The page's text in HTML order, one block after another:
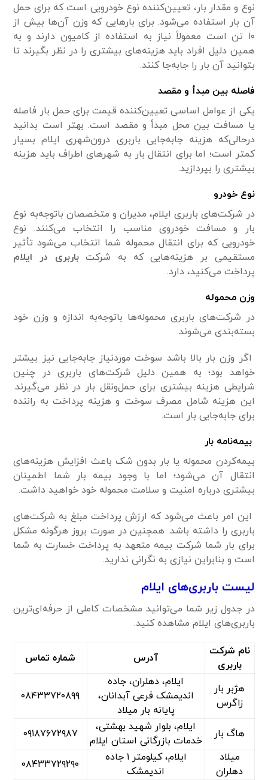
نوع و مقدار بار، تعیین‌کننده نوع خودرویی است که برای حمل
آن بار استفاده می‌شود. برای بارهایی که وزن آن‌ها بیش از
۱۰ تن است معمولاً نیاز به استفاده از کامیون دارند و به
همین دلیل افراد باید هزینه‌های بیشتری را در نظر بگیرند تا
بتوانید آن بار را جابه‌جا کنند.
فاصله بین مبدأ و مقصد
یکی از عوامل اساسی تعیین‌کننده قیمت برای حمل بار فاصله
یا مسافت بین محل مبدأ و مقصد است. بهتر است بدانید
درحالی‌که هزینه جابه‌جایی باربری درون‌شهری ایلام بسیار
کمتر است؛ اما برای انتقال بار به شهرهای اطراف باید هزینه
بیشتری را بپردازید.
نوع خودرو
در شرکت‌های باربری ایلام، مدیران و متخصصان باتوجه‌به نوع
بار و مسافت خودروی مناسب را انتخاب می‌کنند. نوع
خودرویی که برای انتقال محموله شما انتخاب می‌شود تأثیر
مستقیمی بر هزینه‌هایی که به شرکتباربری در ایلام
پرداخت می‌کنید، دارد.
وزن محموله
در شرکت‌های باربری محموله‌ها باتوجه‌به اندازه و وزن خود
بسته‌بندی می‌شوند.
اگر وزن بار بالا باشد سوخت موردنیاز جابه‌جایی نیز بیشتر
خواهد بود؛ به همین دلیل شرکت‌های باربری در چنین
شرایطی هزینه بیشتری برای حمل‌ونقل بار در نظر می‌گیرند.
این هزینه شامل مصرف سوخت و هزینه پرداخت به راننده
برای جابه‌جایی بار است.
بیمه‌نامه بار
بیمه‌کردن محموله یا بار بدون شک باعث افزایش هزینه‌های
انتقال آن می‌شود؛ اما با وجود بیمه بار شما اطمینان
بیشتری درباره امنیت و سلامت محموله خود خواهید داشت.
این امر باعث می‌شود که ارزش پرداخت مبلغ به شرکت‌های
باربری را داشته باشد. همچنین در صورت بروز هرگونه مشکل
برای بار شما شرکت بیمه متعهد به پرداخت خسارت به شما
است و بنابراین نیازی به نگرانی ندارید.
لیست باربری‌های ایلام
در جدول زیر شما می‌توانید مشخصات کاملی از حرفه‌ای‌ترین
باربری‌های ایلام مشاهده کنید.
نام شرکت
باربری
آدرس شماره تماس
هژبر بار
زاگرس
ایلام، دهلران، جاده
اندیمشک فرعی آبدانان،
پایانه بار میلاد
۰۸۴۳۳۷۲۰۸۹۹
هاگ بار
ایلام، بلوار شهید بهشتی،
خدمات بازرگانی استان ایلام
۰۹۱۸۷۶۷۲۹۸۷
میلاد
دهلران
ایلام، کیلومتر ۱ جاده
اندیمشک
۰۸۴۳۳۷۲۹۲۹۰